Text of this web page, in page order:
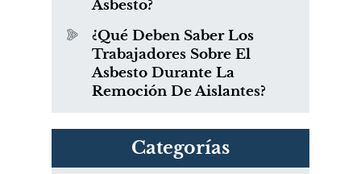
Asbesto?
¿Qué Deben Saber Los
Trabajadores Sobre El
Asbesto Durante La
Remoción De Aislantes?
Categorías